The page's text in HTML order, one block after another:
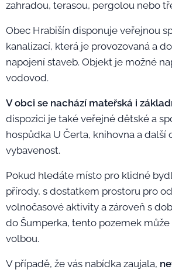
zahradou, terasou, pergolou nebo
Obec Hrabišín disponuje veřejnou
kanalizací, která je provozovaná a
napojení staveb. Objekt je možné
vodovod.
V obci se nachází mateřská i
dispozici je také veřejné dětské a
hospůdka U Čerta, knihovna a další
vybavenost.
Pokud hledáte místo pro klidné
přírody, s dostatkem prostoru pro
volnočasové aktivity a zároveň s
do Šumperka, tento pozemek
volbou.
V případě, že vás nabídka zaujala,